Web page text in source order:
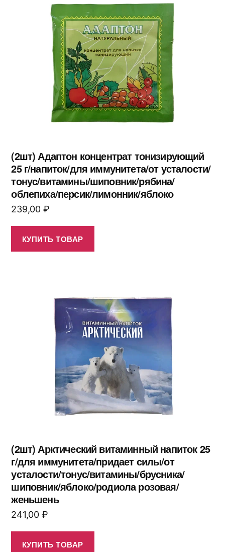
(2шт) Адаптон концентрат тонизирующий
25 г/напиток/для иммунитета/от усталости/
тонус/витамины/шиповник/рябина/
облепиха/персик/лимонник/яблоко
239,00 ₽
КУПИТЬ ТОВАР
(2шт) Арктический витаминный напиток 25
г/для иммунитета/придает силы/от
усталости/тонус/витамины/брусника/
шиповник/яблоко/родиола розовая/
женьшень
241,00 ₽
КУПИТЬ ТОВАР